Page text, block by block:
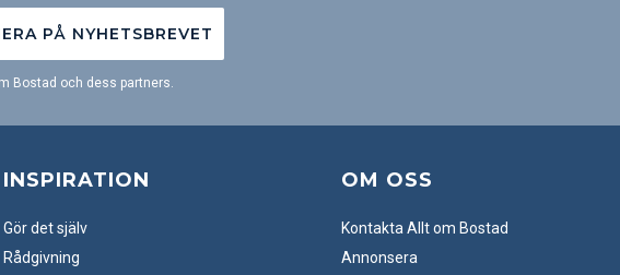
PÅ NYHETSBREVET
Bostad och dess partners.
INSPIRATION
Gör det själv
Rådgivning
OM OSS
Kontakta Allt om Bostad
Annonsera